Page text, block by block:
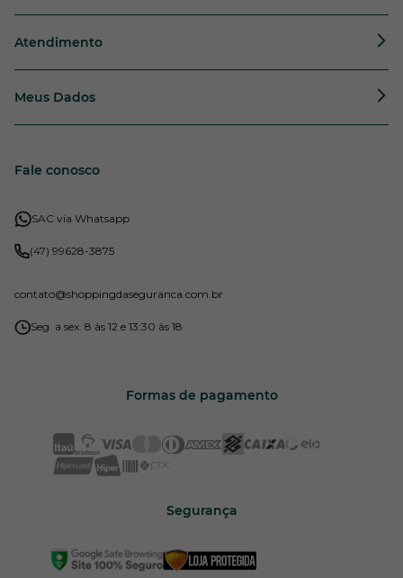
Atendimento
Meus Dados
Fale conosco
SAC via Whatsapp
(47) 99628-3875
contato@shoppingdaseguranca.com.br
Seg. a sex. 8 às 12 e 13:30 às 18
Formas de pagamento
Segurança